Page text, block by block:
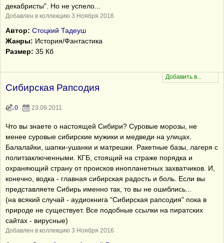
декабристы". Но не успело...
Добавлен в коллекцию 3 Ноября 2016
Автор: Стоцкий Тадеуш
Жанры: История/Фантастика
Размер: 35 Кб
Сибирская Рапсодия
0 23.09.2011
Что вы знаете о настоящей Сибири? Суровые морозы, не
менее суровые сибирские мужики и медведи на улицах.
Балалайки, шапки-ушанки и матрешки. Ракетные базы, лагеря с
политзаключенными. КГБ, стоящий на страже порядка и
охраняющий страну от происков инопланетных захватчиков. И,
конечно, водка - главная сибирская радость и боль. Если вы
представляете Сибирь именно так, то вы не ошиблись...
(на всякий случай - аудиокнига "Сибирская рапсодия" пока в
природе не существует. Все подобные ссылки на пиратских
сайтах - вирусные)
Добавлен в коллекцию 3 Ноября 2016